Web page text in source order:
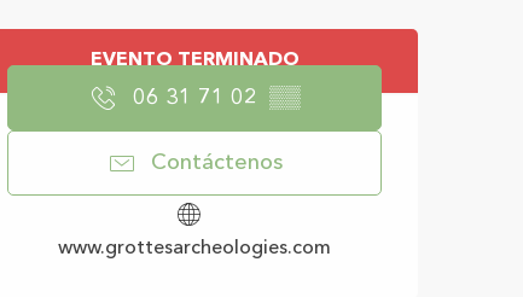
Horarios y datos
EVENTO TERMINADO
06 31 71 02 ▒▒
Contáctenos
www.grottesarcheologies.com